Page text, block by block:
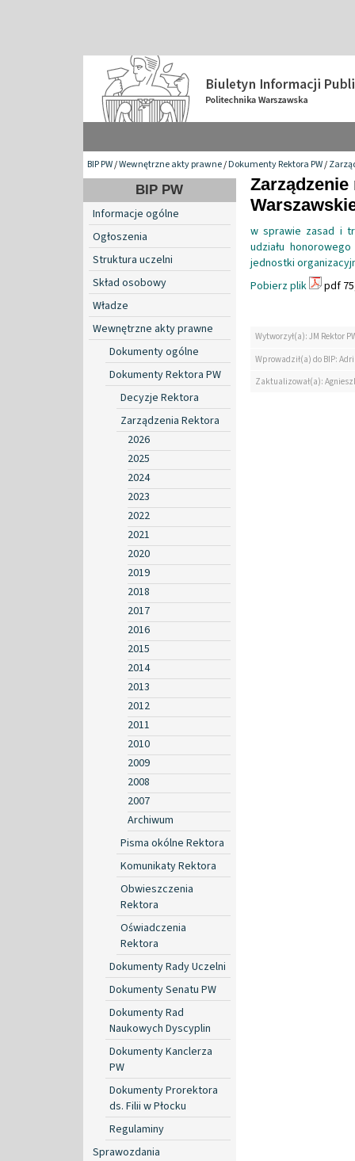
BIP PW/Wewnętrzne akty prawne/Dokumenty Rektora PW/
BIP PW
Informacje ogólne
Ogłoszenia
Struktura uczelni
Skład osobowy
Władze
Wewnętrzne akty prawne
Dokumenty ogólne
Dokumenty Rektora PW
Decyzje Rektora
Zarządzenia Rektora
2026
2025
2024
2023
2022
2021
2020
2019
2018
2017
2016
2015
2014
2013
2012
2011
2010
2009
2008
2007
Archiwum
Pisma okólne Rektora
Komunikaty Rektora
Obwieszczenia
Rektora
Oświadczenia
Rektora
Dokumenty Rady Uczelni
Dokumenty Senatu PW
Dokumenty Rad
Naukowych Dyscyplin
Dokumenty Kanclerza
PW
Dokumenty Prorektora
ds. Filii w Płocku
Regulaminy
Sprawozdania
w sprawie zasad i
udziału
jednostki
Pobierz plik
pdf
Wytworzył(a): JM Rektor
Wprowadził(a) do BIP:
Zaktualizował(a):